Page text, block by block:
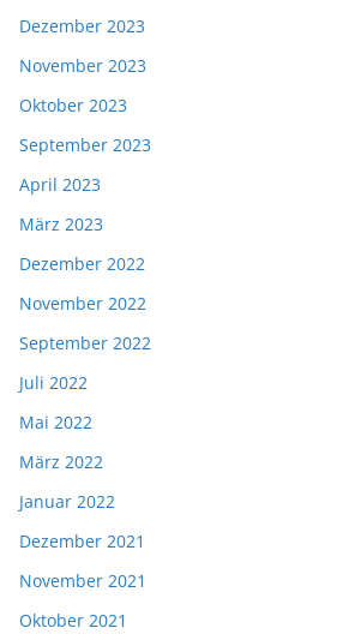
Dezember 2023
November 2023
Oktober 2023
September 2023
April 2023
März 2023
Dezember 2022
November 2022
September 2022
Juli 2022
Mai 2022
März 2022
Januar 2022
Dezember 2021
November 2021
Oktober 2021